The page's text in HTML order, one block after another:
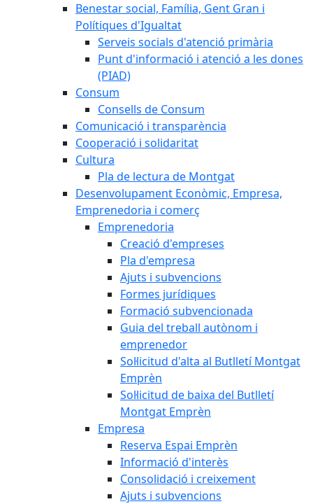
Benestar social, Família, Gent Gran i
Polítiques d'Igualtat
Serveis socials d'atenció primària
Punt d'informació i atenció a les dones
(PIAD)
Consum
Consells de Consum
Comunicació i transparència
Cooperació i solidaritat
Cultura
Pla de lectura de Montgat
Desenvolupament Econòmic, Empresa,
Emprenedoria i comerç
Emprenedoria
Creació d'empreses
Pla d'empresa
Ajuts i subvencions
Formes jurídiques
Formació subvencionada
Guia del treball autònom i
emprenedor
Sol·licitud d'alta al Butlletí Montgat
Emprèn
Sol·licitud de baixa del Butlletí
Montgat Emprèn
Empresa
Reserva Espai Emprèn
Informació d'interès
Consolidació i creixement
Ajuts i subvencions